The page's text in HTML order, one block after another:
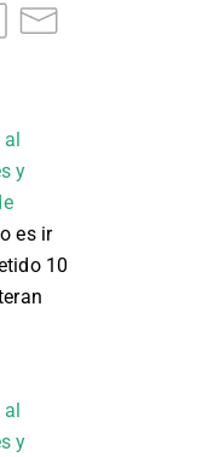
al
y
es ir
10
al
y